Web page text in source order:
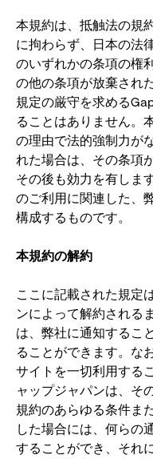
本規約は、抵触法の規
に拘わらず、日本の法
のいずれかの条項の権
の他の条項が放棄され
規定の厳守を求める
ることはありません。
の理由で法的強制力が
れた場合は、その条項
その後も効力を有しま
のご利用に関連した、
構成するものです。
本規約の解約
ここに記載された規定
ンによって解約される
は、弊社に通知するこ
ることができます。な
サイトを一切利用する
ャップジャパンは、そ
規約のあらゆる条件ま
した場合には、何らの
することができ、それ